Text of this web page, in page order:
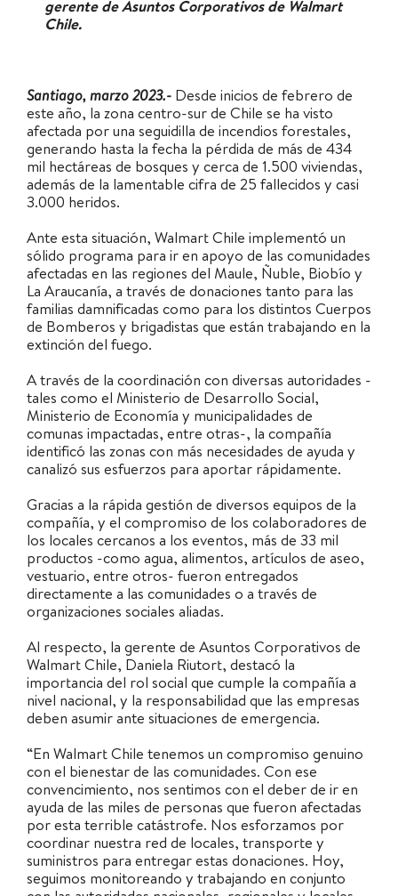
gerente de Asuntos Corporativos de Walmart
Chile.
Santiago, marzo 2023.- Desde inicios de febrero de
este año, la zona centro-sur de Chile se ha visto
afectada por una seguidilla de incendios forestales,
generando hasta la fecha la pérdida de más de 434
mil hectáreas de bosques y cerca de 1.500 viviendas,
además de la lamentable cifra de 25 fallecidos y casi
3.000 heridos.
Ante esta situación, Walmart Chile implementó un
sólido programa para ir en apoyo de las comunidades
afectadas en las regiones del Maule, Ñuble, Biobío y
La Araucanía, a través de donaciones tanto para las
familias damnificadas como para los distintos Cuerpos
de Bomberos y brigadistas que están trabajando en la
extinción del fuego.
A través de la coordinación con diversas autoridades -
tales como el Ministerio de Desarrollo Social,
Ministerio de Economía y municipalidades de
comunas impactadas, entre otras-, la compañía
identificó las zonas con más necesidades de ayuda y
canalizó sus esfuerzos para aportar rápidamente.
Gracias a la rápida gestión de diversos equipos de la
compañía, y el compromiso de los colaboradores de
los locales cercanos a los eventos, más de 33 mil
productos -como agua, alimentos, artículos de aseo,
vestuario, entre otros- fueron entregados
directamente a las comunidades o a través de
organizaciones sociales aliadas.
Al respecto, la gerente de Asuntos Corporativos de
Walmart Chile, Daniela Riutort, destacó la
importancia del rol social que cumple la compañía a
nivel nacional, y la responsabilidad que las empresas
deben asumir ante situaciones de emergencia.
“En Walmart Chile tenemos un compromiso genuino
con el bienestar de las comunidades. Con ese
convencimiento, nos sentimos con el deber de ir en
ayuda de las miles de personas que fueron afectadas
por esta terrible catástrofe. Nos esforzamos por
coordinar nuestra red de locales, transporte y
suministros para entregar estas donaciones. Hoy,
seguimos monitoreando y trabajando en conjunto